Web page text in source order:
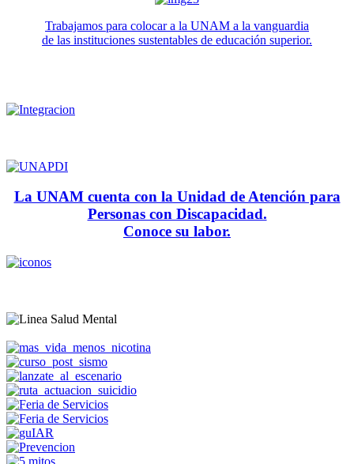
Trabajamos para colocar a la UNAM a la vanguardia
de las instituciones sustentables de educación superior.
La UNAM cuenta con la Unidad de Atención para
Personas con Discapacidad.
Conoce su labor.